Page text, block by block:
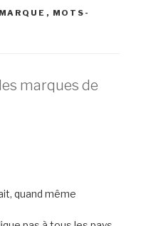
MARQUE , MOTS-
marques de
quand même